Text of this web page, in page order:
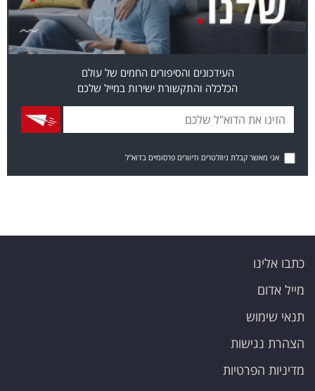
העידכונים והסיפורים החמים של עולם
הכלכלה והתקשורת ישירות במייל שלכם
אני מאשר קבלת ניוזלטרים ודיוורים פרסומיים בדוא"ל
כתבו אלינו
מייל אדום
תנאי שימוש
הצהרת נגישות
מדיניות הפרטיות